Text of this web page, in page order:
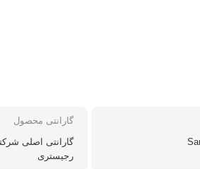
گارانتی محصول
رجیستری